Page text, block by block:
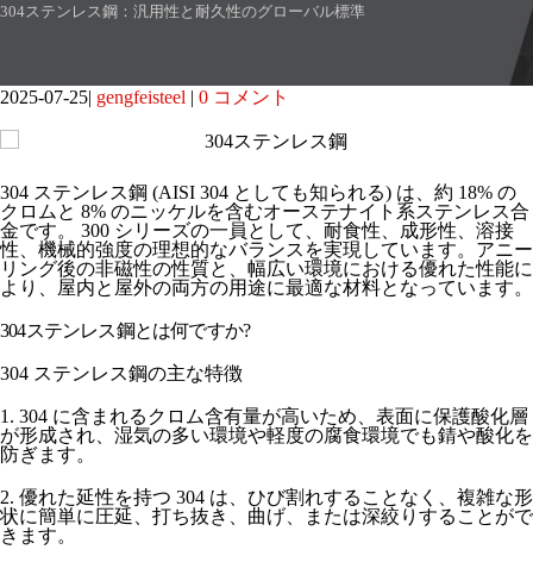
304ステンレス鋼：汎用性と耐久性のグローバル標準
2025-07-25 gengfeisteel 0 コメント
304 ステンレス鋼 (AISI 304 としても知られる) は、約 18% の
クロムと 8% のニッケルを含むオーステナイト系ステンレス合
金です。 300 シリーズの一員として、耐食性、成形性、溶接
性、機械的強度の理想的なバランスを実現しています。アニー
リング後の非磁性の性質と、幅広い環境における優れた性能に
より、屋内と屋外の両方の用途に最適な材料となっています。
304ステンレス鋼とは何ですか?
304 ステンレス鋼の主な特徴
1. 304 に含まれるクロム含有量が高いため、表面に保護酸化層
が形成され、湿気の多い環境や軽度の腐食環境でも錆や酸化を
防ぎます。
2. 優れた延性を持つ 304 は、ひび割れすることなく、複雑な形
状に簡単に圧延、打ち抜き、曲げ、または深絞りすることがで
きます。